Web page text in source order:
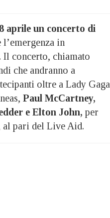
aprile un concerto di
in
concerto, chiamato
che andranno a
oltre a Lady Gaga
Paul McCartney,
e Elton John, per
al pari del Live Aid.